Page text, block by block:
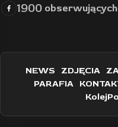
1900 obserwujących
NEWS ZDJĘCIA
PARAFIA